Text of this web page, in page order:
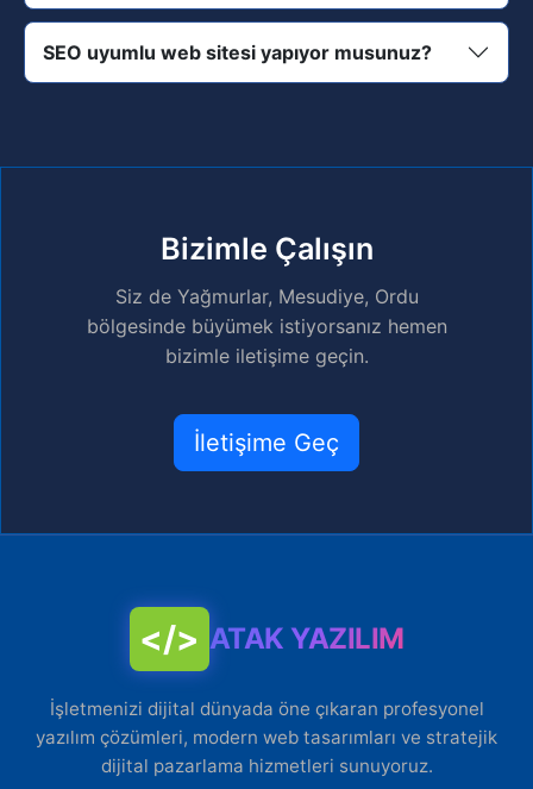
SEO uyumlu web sitesi yapıyor musunuz?
Bizimle Çalışın
Siz de Yağmurlar, Mesudiye, Ordu
bölgesinde büyümek istiyorsanız hemen
bizimle iletişime geçin.
İletişime Geç
</> ATAK YAZILIM
İşletmenizi dijital dünyada öne çıkaran profesyonel
yazılım çözümleri, modern web tasarımları ve stratejik
dijital pazarlama hizmetleri sunuyoruz.